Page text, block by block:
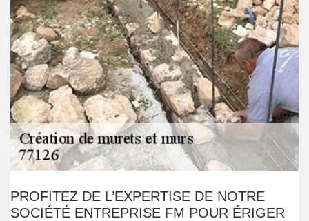
PROFITEZ DE L’EXPERTISE DE NOTRE
SOCIÉTÉ ENTREPRISE FM POUR ÉRIGER